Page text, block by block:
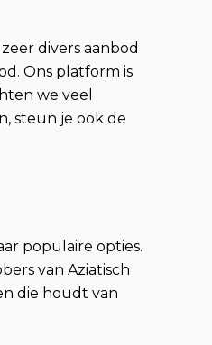
divers aanbod
Ons platform is
we veel
steun je ook de
populaire opties.
van Aziatisch
die houdt van